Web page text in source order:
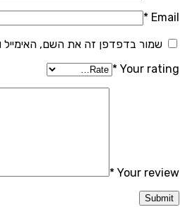
Email
*
שמור בדפדפן זה את השם,
Your rating
*
Your review
*